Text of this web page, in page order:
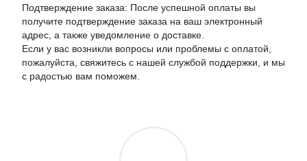
Подтверждение заказа: После успешной оплаты вы
получите подтверждение заказа на ваш электронный
адрес, а также уведомление о доставке.
Если у вас возникли вопросы или проблемы с оплатой,
пожалуйста, свяжитесь с нашей службой поддержки, и мы
с радостью вам поможем.